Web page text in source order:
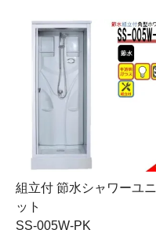
組立付 節水シャワーユニ
ット
SS-005W-PK